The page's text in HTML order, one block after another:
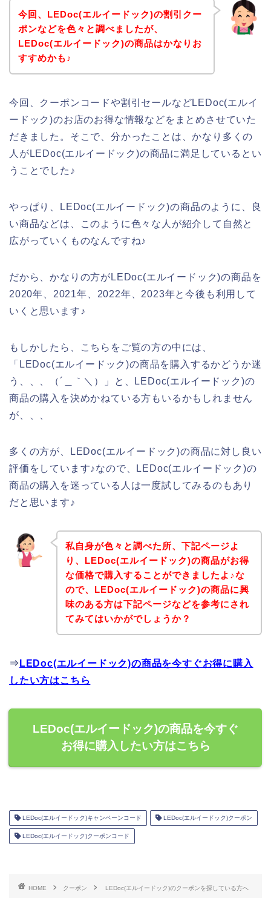
今回、LEDoc(エルイードック)の割引クー
ポンなどを色々と調べましたが、
LEDoc(エルイードック)の商品はかなりお
すすめかも♪
今回、クーポンコードや割引セールなどLEDoc(エルイ
ードック)のお店のお得な情報などをまとめさせていた
だきました。そこで、分かったことは、かなり多くの
人がLEDoc(エルイードック)の商品に満足しているとい
うことでした♪
やっぱり、LEDoc(エルイードック)の商品のように、良
い商品などは、このように色々な人が紹介して自然と
広がっていくものなんですね♪
だから、かなりの方がLEDoc(エルイードック)の商品を
2020年、2021年、2022年、2023年と今後も利用して
いくと思います♪
もしかしたら、こちらをご覧の方の中には、
「LEDoc(エルイードック)の商品を購入するかどうか迷
う、、、（´＿｀＼）」と、LEDoc(エルイードック)の
商品の購入を決めかねている方もいるかもしれません
が、、、
多くの方が、LEDoc(エルイードック)の商品に対し良い
評価をしています♪なので、LEDoc(エルイードック)の
商品の購入を迷っている人は一度試してみるのもあり
だと思います♪
私自身が色々と調べた所、下記ページよ
り、LEDoc(エルイードック)の商品がお得
な価格で購入することができましたよ♪な
ので、LEDoc(エルイードック)の商品に興
味のある方は下記ページなどを参考にされ
てみてはいかがでしょうか？
⇒ LEDoc(エルイードック)の商品を今すぐお得に購入
したい方はこちら
LEDoc(エルイードック)の商品を今すぐ
お得に購入したい方はこちら
LEDoc(エルイードック)キャンペーンコード LEDoc(エルイードック)クーポン
LEDoc(エルイードック)クーポンコード
HOME クーポン LEDoc(エルイードック)のクーポンを探している方へ